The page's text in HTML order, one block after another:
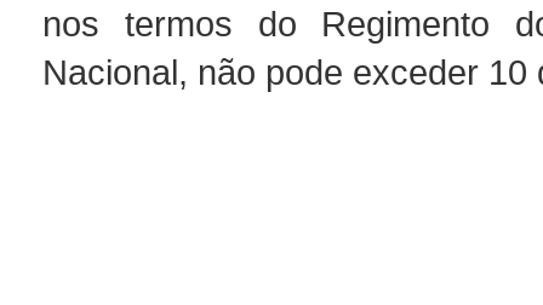
nos termos do Regimento
Nacional, não pode exceder 10